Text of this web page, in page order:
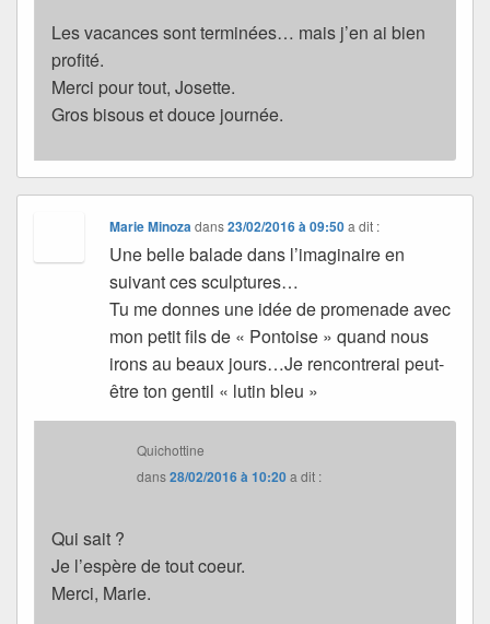
Les vacances sont terminées… mais j’en ai bien
profité.
Merci pour tout, Josette.
Gros bisous et douce journée.
Marie Minozadans23/02/2016 à 09:50 a dit :
Une belle balade dans l’imaginaire en
suivant ces sculptures…
Tu me donnes une idée de promenade avec
mon petit fils de « Pontoise » quand nous
irons au beaux jours…Je rencontrerai peut-
être ton gentil « lutin bleu »
Quichottine
dans28/02/2016 à 10:20a dit :
Qui sait ?
Je l’espère de tout coeur.
Merci, Marie.